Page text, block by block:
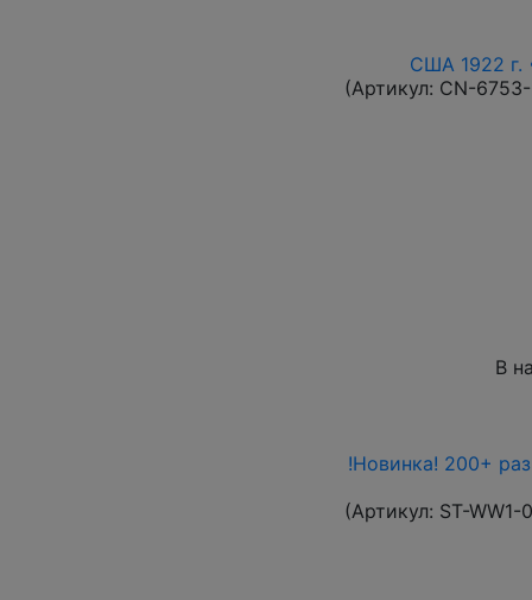
США 1922 г.
(Артикул: CN-
В
!Новинка! 200+
(Артикул: ST-